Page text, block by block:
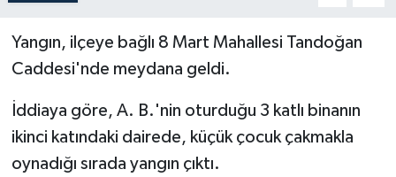
Yangın, ilçeye bağlı 8 Mart Mahallesi Tandoğan
Caddesi'nde meydana geldi.
İddiaya göre, A. B.'nin oturduğu 3 katlı binanın
ikinci katındaki dairede, küçük çocuk çakmakla
oynadığı sırada yangın çıktı.